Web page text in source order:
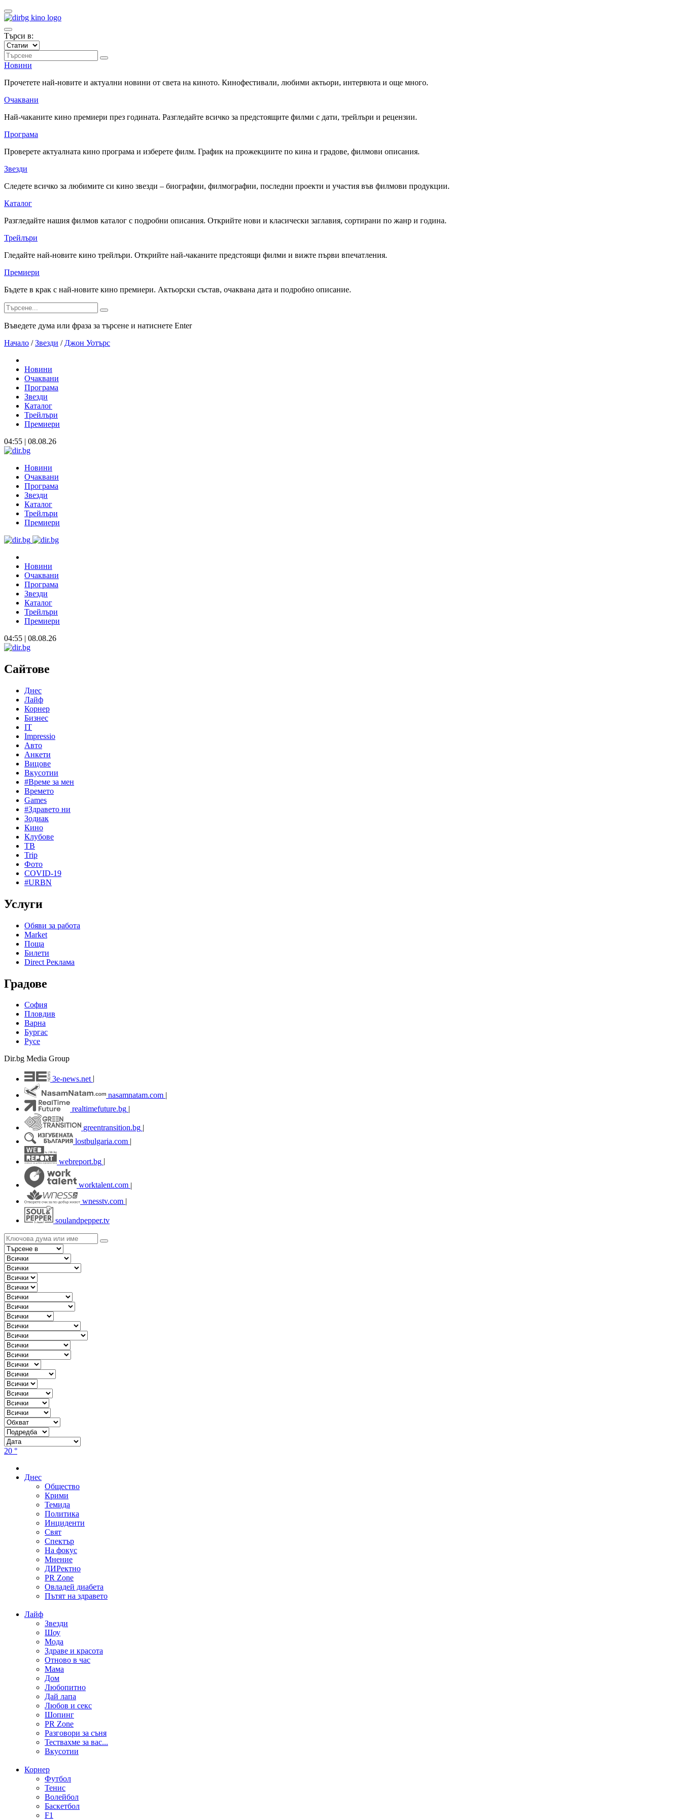
Търси в:
Новини
Прочетете най-новите и актуални новини от света на киното. Кинофестивали, любими актьори, интервюта и още много.
Очаквани
Най-чаканите кино премиери през годината. Разгледайте всичко за предстоящите филми с дати, трейлъри и рецензии.
Програма
Проверете актуалната кино програма и изберете филм. График на прожекциите по кина и градове, филмови описания.
Звезди
Следете всичко за любимите си кино звезди – биографии, филмографии, последни проекти и участия във филмови продукции.
Каталог
Разгледайте нашия филмов каталог с подробни описания. Открийте нови и класически заглавия, сортирани по жанр и година.
Трейлъри
Гледайте най-новите кино трейлъри. Открийте най-чаканите предстоящи филми и вижте първи впечатления.
Премиери
Бъдете в крак с най-новите кино премиери. Актьорски състав, очаквана дата и подробно описание.
Въведете дума или фраза за търсене и натиснете Enter
Начало / Звезди / Джон Уотърс
Новини
Очаквани
Програма
Звезди
Каталог
Трейлъри
Премиери
04:55 | 08.08.26
Новини
Очаквани
Програма
Звезди
Каталог
Трейлъри
Премиери
Новини
Очаквани
Програма
Звезди
Каталог
Трейлъри
Премиери
04:55 | 08.08.26
Сайтове
Днес
Лайф
Корнер
Бизнес
IT
Impressio
Авто
Анкети
Вицове
Вкусотии
#Време за мен
Времето
Games
#Здравето ни
Зодиак
Кино
Клубове
ТВ
Trip
Фото
COVID-19
#URBN
Услуги
Обяви за работа
Market
Поща
Билети
Direct Реклама
Градове
София
Пловдив
Варна
Бургас
Русе
Dir.bg Media Group
3e-news.net
nasamnatam.com |
realtimefuture.bg |
greentransition.bg |
lostbulgaria.com |
webreport.bg
worktalent.com |
wnesstv.com |
soulandpepper.tv
20 °
Днес
Общество
Крими
Темида
Политика
Инциденти
Свят
Спектър
На фокус
Мнение
ДИРектно
PR Zone
Овладей диабета
Пътят на здравето
Лайф
Звезди
Шоу
Мода
Здраве и красота
Отново в час
Мама
Дом
Любопитно
Дай лапа
Любов и секс
Шопинг
PR Zone
Разговори за съня
Тествахме за вас...
Вкусотии
Корнер
Футбол
Тенис
Волейбол
Баскетбол
F1